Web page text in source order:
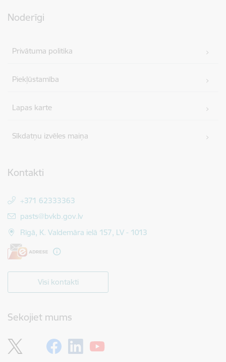
Noderīgi
Privātuma politika
Piekļūstamība
Lapas karte
Sīkdatņu izvēles maiņa
Kontakti
+371 62333363
E-pasts:
pasts@bvkb.gov.lv
Rīgā, K. Valdemāra ielā 157, LV - 1013
Visi kontakti
Sekojiet mums